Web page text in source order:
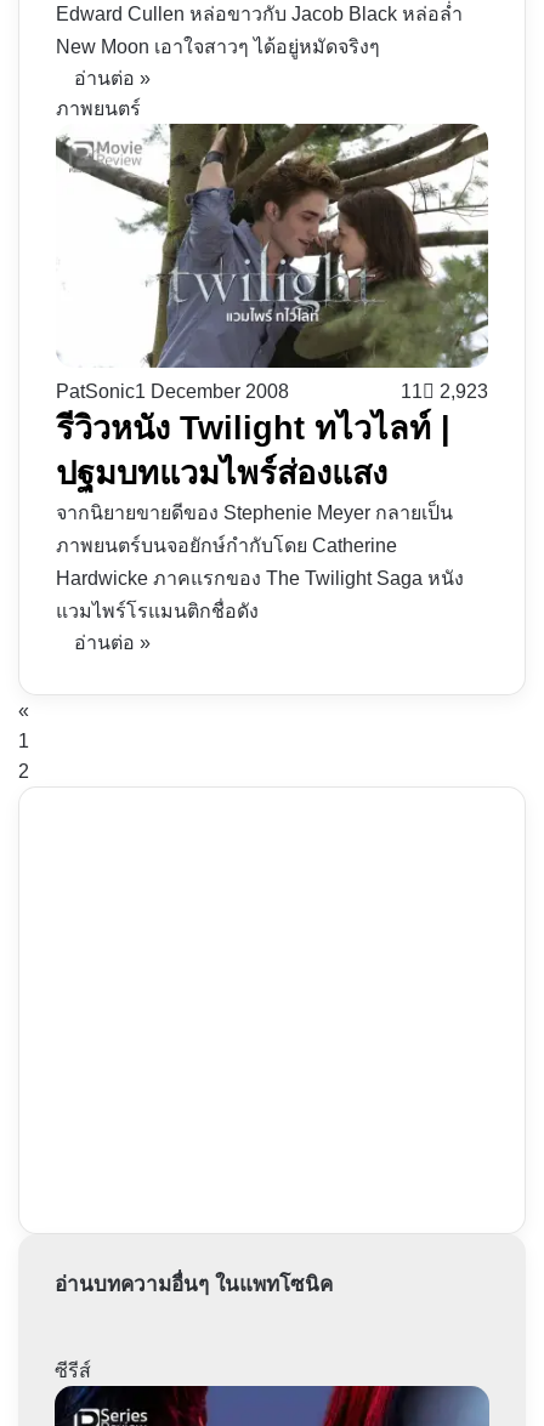
Edward Cullen หล่อขาวกับ Jacob Black หล่อล่ำ
New Moon เอาใจสาวๆ ได้อยู่หมัดจริงๆ
อ่านต่อ »
ภาพยนตร์
PatSonic1 December 2008 11 2,923
รีวิวหนัง Twilight ทไวไลท์ |
ปฐมบทแวมไพร์ส่องแสง
จากนิยายขายดีของ Stephenie Meyer กลายเป็น
ภาพยนตร์บนจอยักษ์กำกับโดย Catherine
Hardwicke ภาคแรกของ The Twilight Saga หนัง
แวมไพร์โรแมนติกชื่อดัง
อ่านต่อ »
«
1
2
อ่านบทความอื่นๆ ในแพทโซนิค
ซีรีส์